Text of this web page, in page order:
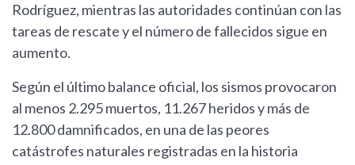
Rodríguez, mientras las autoridades continúan con las
tareas de rescate y el número de fallecidos sigue en
aumento.
Según el último balance oficial, los sismos provocaron
al menos 2.295 muertos, 11.267 heridos y más de
12.800 damnificados, en una de las peores
catástrofes naturales registradas en la historia